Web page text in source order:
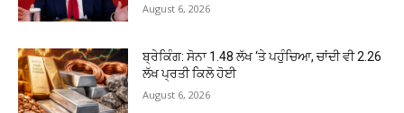
August 6, 2026
ਬ੍ਰੇਕਿੰਗ: ਸੋਨਾ ₹1.48 ਲੱਖ ‘ਤੇ ਪਹੁੰਚਿਆ, ਚਾਂਦੀ ਵੀ ₹2.26
ਲੱਖ ਪ੍ਰਤੀ ਕਿਲੋ ਹੋਈ
August 6, 2026